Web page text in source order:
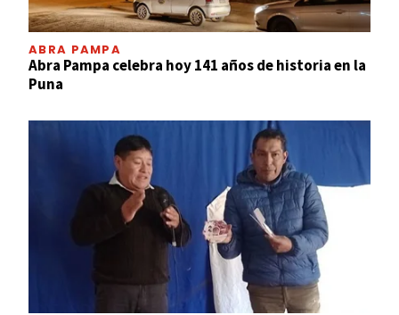
ABRA PAMPA
Abra Pampa celebra hoy 141 años de historia en la
Puna